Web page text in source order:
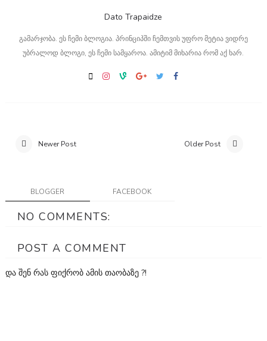
Dato Trapaidze
გამარჯობა. ეს ჩემი ბლოგია. პრინციპში ჩემთვის უფრო მეტია ვიდრე
უბრალოდ ბლოგი, ეს ჩემი სამყაროა. ამიტიმ მიხარია რომ აქ ხარ.
Newer Post Older Post
BLOGGER FACEBOOK
NO COMMENTS:
POST A COMMENT
და შენ რას ფიქრობ ამის თაობაზე ?!